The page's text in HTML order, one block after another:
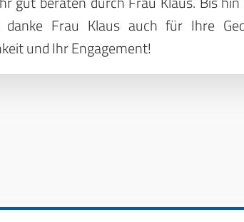
danke Frau Klaus auch für Ihre
und Ihr Engagement!